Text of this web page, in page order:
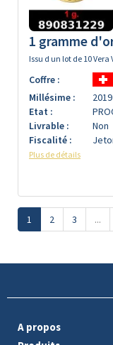
1 gramme
Issu d un lot de 10 Vera
Coffre :
Millésime :
2019
Etat :
Livrable :
Non
Fiscalité :
Plus de détails
1 2 3 ...
A propos